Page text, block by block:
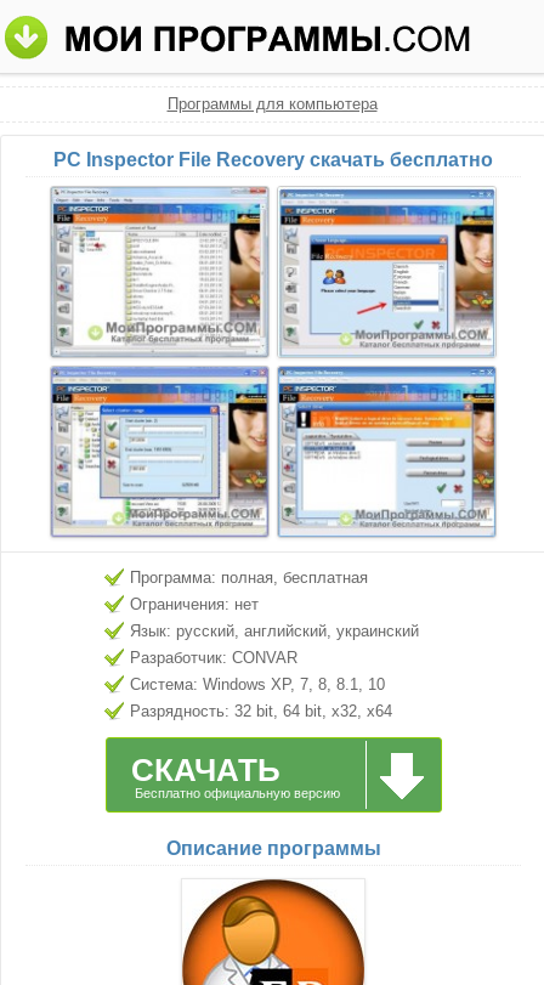
Программы для компьютера
PC Inspector File Recovery скачать бесплатно
Программа: полная, бесплатная
Ограничения: нет
Язык: русский, английский, украинский
Разработчик: CONVAR
Система: Windows XP, 7, 8, 8.1, 10
Разрядность: 32 bit, 64 bit, x32, x64
СКАЧАТЬ
Бесплатно официальную версию
Описание программы